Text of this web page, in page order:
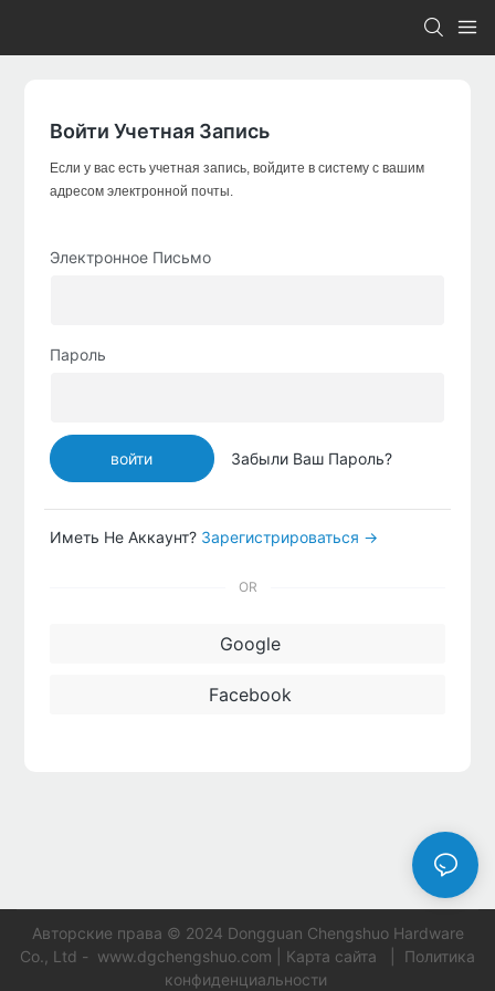
Войти Учетная Запись
Если у вас есть учетная запись, войдите в систему с вашим
адресом электронной почты.
Электронное Письмо
Пароль
войти Забыли Ваш Пароль?
Иметь Не Аккаунт? Зарегистрироваться →
OR
Google
Facebook
Авторские права © 2024 Dongguan Chengshuo Hardware
Co., Ltd - www.dgchengshuo.com Карта сайта
Политика
конфиденциальности